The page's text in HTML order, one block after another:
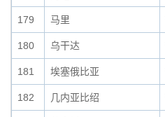
179 马里
180 乌干达
181 埃塞俄比亚
182 几内亚比绍